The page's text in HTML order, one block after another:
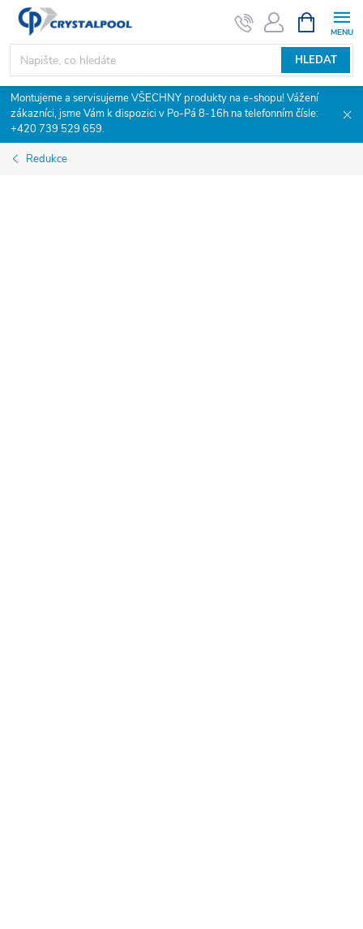
Přejít
obsah
HLEDAT
NÁKUPNÍ
KOŠÍK
Montujeme a servisujeme VŠECHNY produkty na e-shopu! Vážení
zákazníci, jsme Vám k dispozici v Po-Pá 8-16h na telefonním čísle:
+420 739 529 659.
Redukce